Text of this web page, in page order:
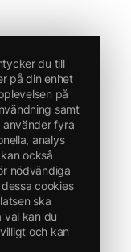
du till
på din enhet
på
samt
använder fyra
analys
också
nödvändiga
cookies
ska
val kan du
och kan